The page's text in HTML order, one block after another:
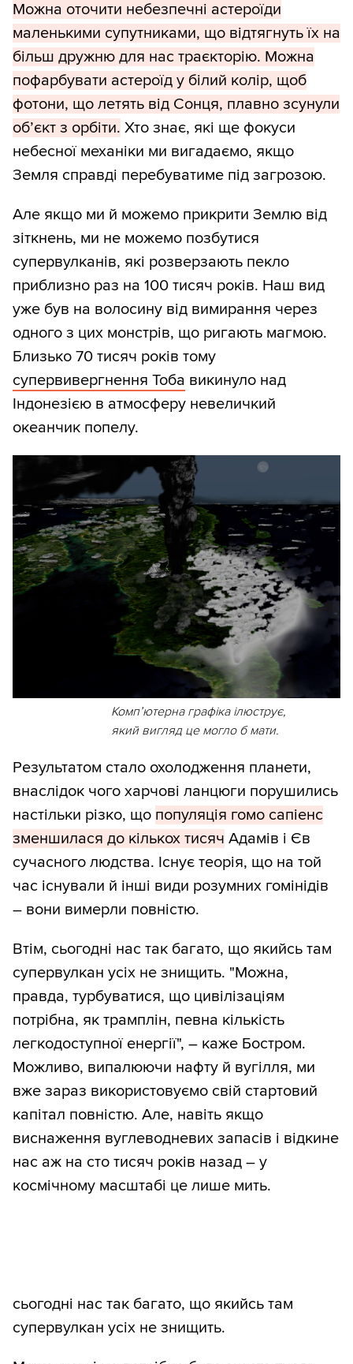
Можна оточити небезпечні астероїди
маленькими супутниками, що відтягнуть їх на
більш дружню для нас траєкторію. Можна
пофарбувати астероїд у білий колір, щоб
фотони, що летять від Сонця, плавно зсунули
об’єкт з орбіти. Хто знає, які ще фокуси
небесної механіки ми вигадаємо, якщо
Земля справді перебуватиме під загрозою.
Але якщо ми й можемо прикрити Землю від
зіткнень, ми не можемо позбутися
супервулканів, які розверзають пекло
приблизно раз на 100 тисяч років. Наш вид
уже був на волосину від вимирання через
одного з цих монстрів, що ригають магмою.
Близько 70 тисяч років тому
супервивергнення Тоба викинуло над
Індонезією в атмосферу невеличкий
океанчик попелу.
Комп’ютерна графіка ілюструє,
який вигляд це могло б мати.
Результатом стало охолодження планети,
внаслідок чого харчові ланцюги порушились
настільки різко, що популяція гомо сапіенс
зменшилася до кількох тисяч Адамів і Єв
сучасного людства. Існує теорія, що на той
час існували й інші види розумних гомінідів
– вони вимерли повністю.
Втім, сьогодні нас так багато, що якийсь там
супервулкан усіх не знищить. "Можна,
правда, турбуватися, що цивілізаціям
потрібна, як трамплін, певна кількість
легкодоступної енергії", – каже Бостром.
Можливо, випалюючи нафту й вугілля, ми
вже зараз використовуємо свій стартовий
капітал повністю. Але, навіть якщо
виснаження вуглеводневих запасів і відкине
нас аж на сто тисяч років назад – у
космічному масштабі це лише мить.
сьогодні нас так багато, що якийсь там
супервулкан усіх не знищить.